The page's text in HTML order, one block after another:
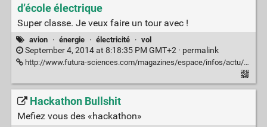
d’école électrique
Super classe. Je veux faire un tour avec !
avion · énergie · électricité · vol
September 4, 2014 at 8:18:35 PM GMT+2 · permalink
http://www.futura-sciences.com/magazines/espace/infos/actu/d/avion-pipistrel-wattsup-avion-ecole-electrique-55095/
Hackathon Bullshit
Mefiez vous des «hackathon»